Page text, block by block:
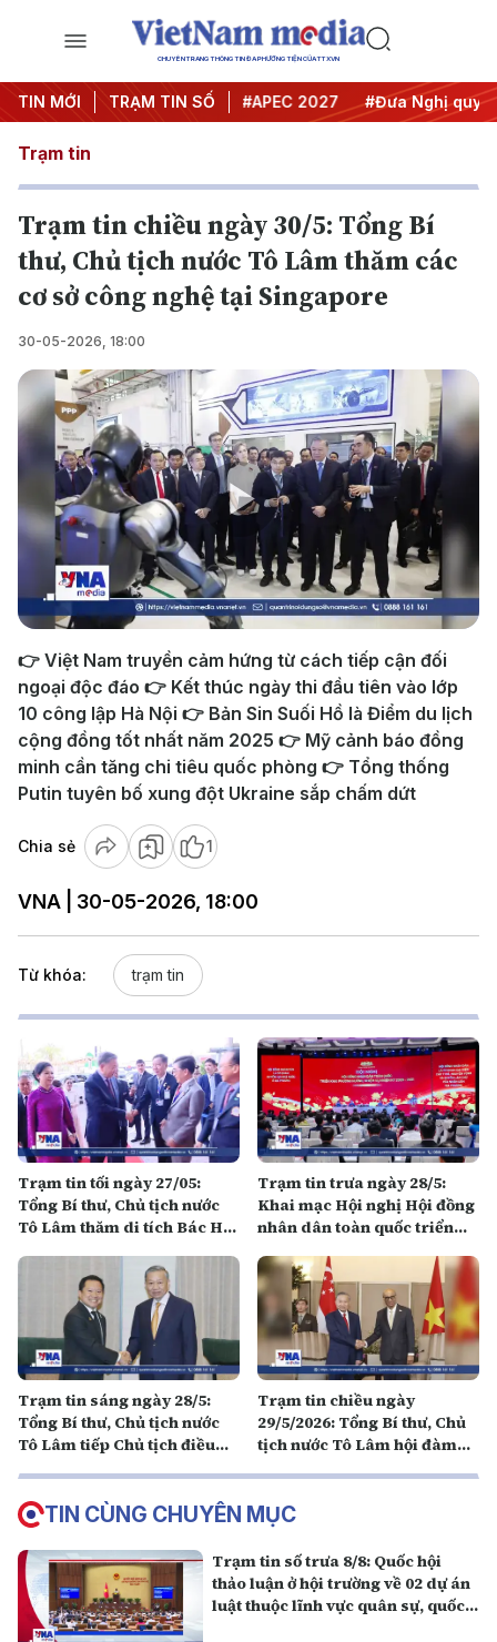
CHUYÊN TRANG THÔNG TIN ĐA PHƯƠNG TIỆN CỦA TTXVN
TIN MỚI TRẠM TIN SỐ
#Hội nghị Trung ương 3 #APEC 2027 #Đưa Nghị quyết
Trạm tin
Trạm tin chiều ngày 30/5: Tổng Bí
thư, Chủ tịch nước Tô Lâm thăm các
cơ sở công nghệ tại Singapore
30-05-2026, 18:00
Play
Video
👉 Việt Nam truyền cảm hứng từ cách tiếp cận đối
ngoại độc đáo 👉 Kết thúc ngày thi đầu tiên vào lớp
10 công lập Hà Nội 👉 Bản Sin Suối Hồ là Điểm du lịch
cộng đồng tốt nhất năm 2025 👉 Mỹ cảnh báo đồng
minh cần tăng chi tiêu quốc phòng 👉 Tổng thống
Putin tuyên bố xung đột Ukraine sắp chấm dứt
Chia sẻ 1
VNA | 30-05-2026, 18:00
Từ khóa: trạm tin
Trạm tin tối ngày 27/05:
Tổng Bí thư, Chủ tịch nước
Tô Lâm thăm di tích Bác Hồ
Việt tại Thái Lan
Trạm tin trưa ngày 28/5:
Khai mạc Hội nghị Hội đồng
nhân dân toàn quốc triển
2026 - 2031
Trạm tin sáng ngày 28/5:
Tổng Bí thư, Chủ tịch nước
Tô Lâm tiếp Chủ tịch điều
Trạm tin chiều ngày
29/5/2026: Tổng Bí thư, Chủ
tịch nước Tô Lâm hội đàm
TIN CÙNG CHUYÊN MỤC
Trạm tin số trưa 8/8: Quốc hội
thảo luận ở hội trường về 02 dự án
luật thuộc lĩnh vực quân sự, quốc